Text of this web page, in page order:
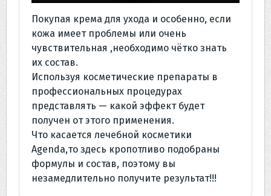
Покупая крема для ухода и особенно, если
кожа имеет проблемы или очень
чувствительная ,необходимо чётко знать
их состав.
Используя косметические препараты в
профессиональных процедурах
представлять — какой эффект будет
получен от этого применения.
Что касается лечебной косметики
Agenda,то здесь кропотливо подобраны
формулы и состав, поэтому вы
незамедлительно получите результат!!!